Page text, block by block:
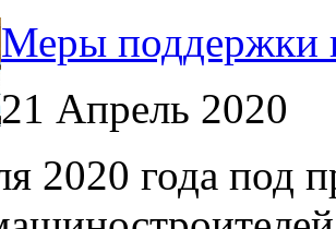
Меры поддержки
21 Апрель 2020
2020 года под